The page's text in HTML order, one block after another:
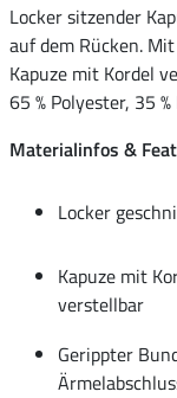
Locker sitzender
auf dem Rücken.
Kapuze mit Kordel
65 % Polyester, 35
Materialinfos &
Locker
Kapuze mit
verstellbar
Gerippter